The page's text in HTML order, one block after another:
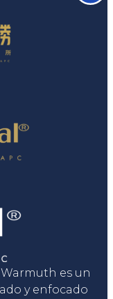
es un
y enfocado